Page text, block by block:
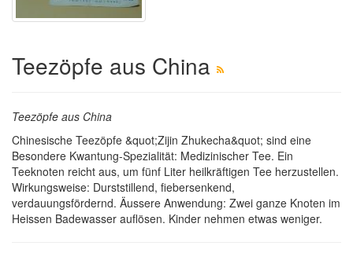
Teezöpfe aus China
Teezöpfe aus China
Chinesische Teezöpfe &quot;Zijin Zhukecha&quot; sind eine
Besondere Kwantung-Spezialität: Medizinischer Tee. Ein
Teeknoten reicht aus, um fünf Liter heilkräftigen Tee herzustellen.
Wirkungsweise: Durststillend, fiebersenkend,
verdauungsfördernd. Äussere Anwendung: Zwei ganze Knoten im
Heissen Badewasser auflösen. Kinder nehmen etwas weniger.